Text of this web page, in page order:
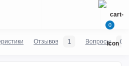
0
Отзывов 1 Вопросы 0